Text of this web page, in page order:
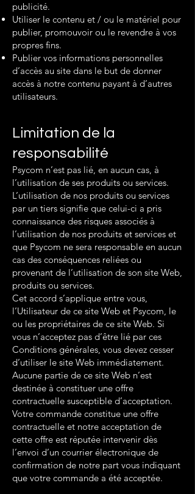
publicité.
Utiliser le contenu et / ou le matériel pour
publier, promouvoir ou le revendre à vos
propres fins.
Publier vos informations personnelles
d’accès au site dans le but de donner
accès à notre contenu payant à d’autres
utilisateurs.
Limitation de la
responsabilité
Psycom n’est pas lié, en aucun cas, à
l’utilisation de ses produits ou services.
L’utilisation de nos produits ou services
par un tiers signifie que celui-ci a pris
connaissance des risques associés à
l’utilisation de nos produits et services et
que Psycom ne sera responsable en aucun
cas des conséquences reliées ou
provenant de l’utilisation de son site Web,
produits ou services.
Cet accord s’applique entre vous,
l’Utilisateur de ce site Web et Psycom, le
ou les propriétaires de ce site Web. Si
vous n’acceptez pas d’être lié par ces
Conditions générales, vous devez cesser
d’utiliser le site Web immédiatement.
Aucune partie de ce site Web n’est
destinée à constituer une offre
contractuelle susceptible d’acceptation.
Votre commande constitue une offre
contractuelle et notre acceptation de
cette offre est réputée intervenir dès
l’envoi d’un courrier électronique de
confirmation de notre part vous indiquant
que votre commande a été acceptée.